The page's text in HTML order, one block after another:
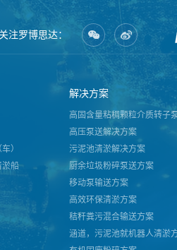
关注罗博思达：
）
淤船
解决方案
高固含量粘稠颗粒介质转子
高压泵送解决方案
污泥池清淤解决方案
厨余垃圾粉碎泵送方案
移动泵输送方案
高效环保清淤方案
秸秆粪污混合输送方案
涵道，污泥池就机器人清淤